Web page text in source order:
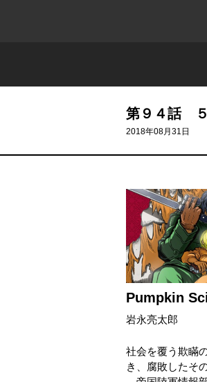
第９４話
2018年08月31日
Pumpkin
岩永亮太郎
社会を覆う欺瞞
き、腐敗したそ